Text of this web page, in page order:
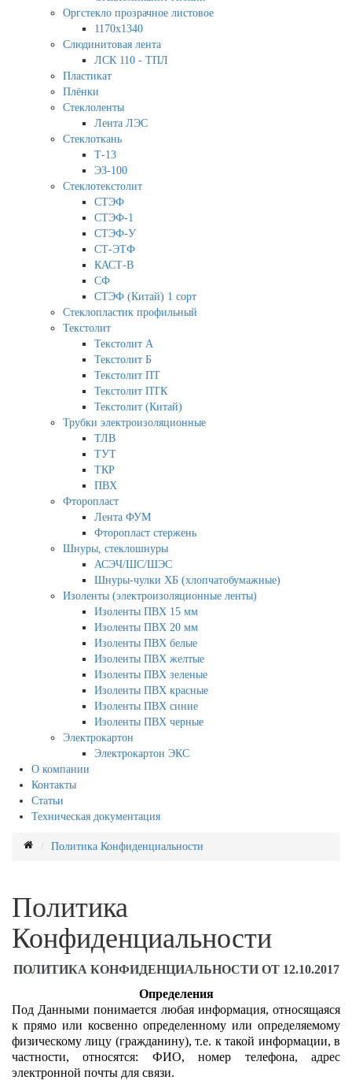
Оргстекло прозрачное листовое
1170х1340
Слюдинитовая лента
ЛСК 110 - ТПЛ
Пластикат
Плёнки
Стеклоленты
Лента ЛЭС
Стеклоткань
Т-13
ЭЗ-100
Стеклотекстолит
СТЭФ
СТЭФ-1
СТЭФ-У
СТ-ЭТФ
КАСТ-В
СФ
СТЭФ (Китай) 1 сорт
Стеклопластик профильный
Текстолит
Текстолит А
Текстолит Б
Текстолит ПТ
Текстолит ПТК
Текстолит (Китай)
Трубки электроизоляционные
ТЛВ
ТУТ
ТКР
ПВХ
Фторопласт
Лента ФУМ
Фторопласт стержень
Шнуры, стеклошнуры
АСЭЧ/ШС/ШЭС
Шнуры-чулки ХБ (хлопчатобумажные)
Изоленты (электроизоляционные ленты)
Изоленты ПВХ 15 мм
Изоленты ПВХ 20 мм
Изоленты ПВХ белые
Изоленты ПВХ желтые
Изоленты ПВХ зеленые
Изоленты ПВХ красные
Изоленты ПВХ синие
Изоленты ПВХ черные
Электрокартон
Электрокартон ЭКС
О компании
Контакты
Статьи
Техническая документация
Политика Конфиденциальности
Политика
Конфиденциальности
ПОЛИТИКА КОНФИДЕНЦИАЛЬНОСТИ ОТ 12.10.2017
Определения
Под Данными понимается любая информация, относящаяся
к прямо или косвенно определенному или определяемому
физическому лицу (гражданину), т.е. к такой информации, в
частности, относятся: ФИО, номер телефона, адрес
электронной почты для связи.